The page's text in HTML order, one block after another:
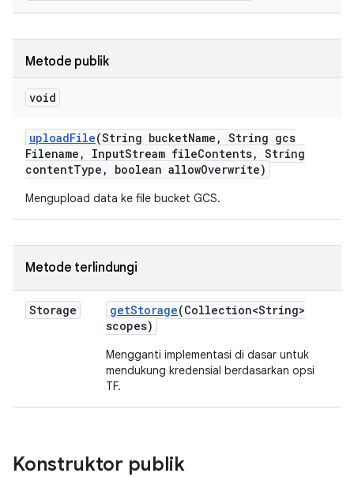
Metode publik
void
uploadFile(String bucketName , String gcs
Filename , InputStream fileContents, String
contentType , boolean allowOverwrite)
Mengupload data ke file bucket GCS.
Metode terlindungi
Storage getStorage(Collection<String>
scopes)
Mengganti implementasi di dasar untuk
mendukung kredensial berdasarkan opsi
TF.
Konstruktor publik